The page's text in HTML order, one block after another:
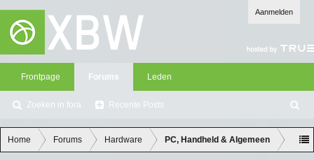
Aanmelden
Frontpage Forums
Zoeken in fora Recente Posts
Leden
oe
ke
n
Home Forums Hardware PC, Handheld & Algemeen